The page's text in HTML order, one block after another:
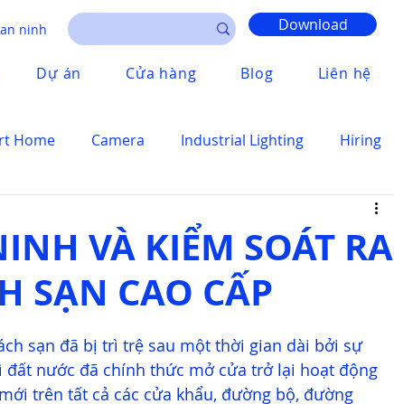
ninh Download
Dự án Cửa hàng Blog Liên hệ
Home Camera Industrial Lighting Hiring
VÀ KIỂM SOÁT RA
SẠN CAO CẤP
sạn đã bị trì trệ sau một thời gian dài bởi sự
đất nước đã chính thức mở cửa trở lại hoạt động
trên tất cả các cửa khẩu, đường bộ, đường